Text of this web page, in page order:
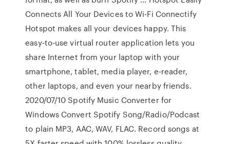
Connects All Your Devices to Wi-Fi Connectify
Hotspot makes all your devices happy. This
easy-to-use virtual router application lets you
share Internet from your laptop with your
smartphone, tablet, media player, e-reader,
other laptops, and even your nearby friends.
2020/07/10 Spotify Music Converter for
Windows Convert Spotify Song/Radio/Podcast
to plain MP3, AAC, WAV, FLAC. Record songs at